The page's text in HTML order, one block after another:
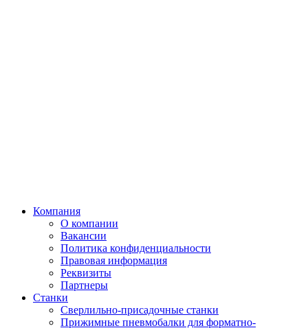
Компания
О компании
Вакансии
Политика конфиденциальности
Правовая информация
Реквизиты
Партнеры
Станки
Сверлильно-присадочные станки
Прижимные пневмобалки для форматно-